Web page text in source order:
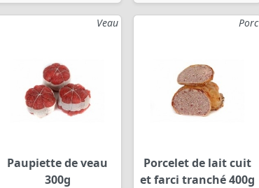
Veau
Paupiette de veau
300g
Porc
Porcelet de lait cuit
et farci tranché 400g